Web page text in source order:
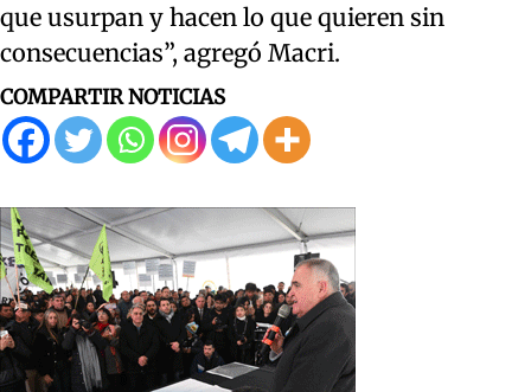
que usurpan y hacen lo que quieren sin
consecuencias”, agregó Macri.
COMPARTIR NOTICIAS